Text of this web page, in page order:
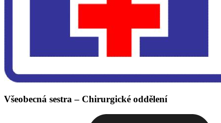
Všeobecná sestra – Chirurgické oddělení